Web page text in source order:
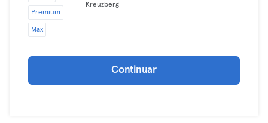
Premium
Max
Kreuzberg
Continuar